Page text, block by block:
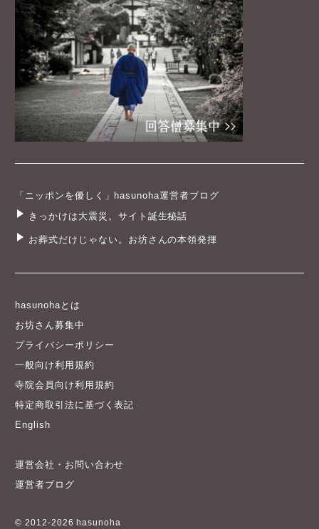
「ニッポンを優しく」hasunoha運営者ブログ
きっかけは大震災。サイト誕生秘話
お葬式だけじゃない。お坊さんの本領発揮
hasunohaとは
お坊さん募集中
プライバシーポリシー
一般向け利用規約
寺院会員向け利用規約
特定商取引法に基づく表記
English
運営会社・お問い合わせ
運営者ブログ
© 2012-2026 hasunoha